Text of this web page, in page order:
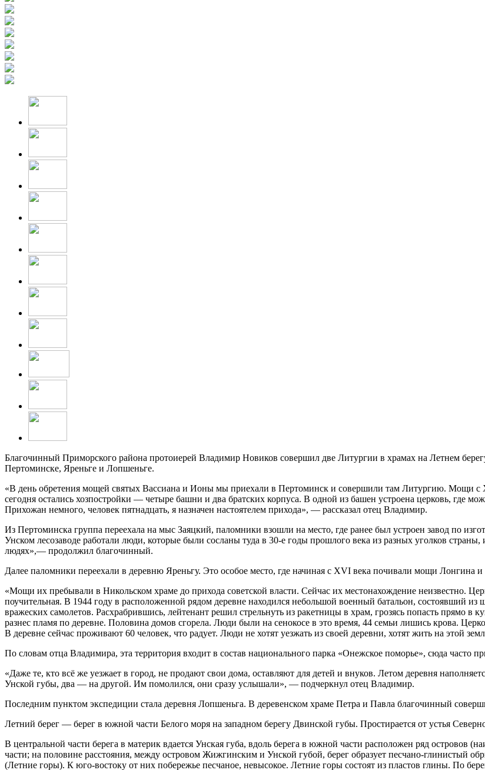
Благочинный Приморского района протоиерей Владимир Новиков совершил две Литургии в храмах на Летнем
Пертоминске, Яреньге и Лопшеньге.
«В день обретения мощей святых Вассиана и Ионы мы приехали в Пертоминск и совершили там Литургию. Мощи с
сегодня остались хозпостройки — четыре башни и два братских корпуса. В одной из башен устроена церковь, где
Прихожан немного, человек пятнадцать, я назначен настоятелем прихода», — рассказал отец Владимир.
Из Пертоминска группа переехала на мыс Заяцкий, паломники взошли на место, где ранее был устроен завод по
Унском лесозаводе работали люди, которые были сосланы туда в 30-е годы прошлого века из разных уголков
людях»,— продолжил благочинный.
Далее паломники переехали в деревню Яреньгу. Это особое место, где начиная с XVI века почивали мощи Лонгина
«Мощи их пребывали в Никольском храме до прихода советской власти. Сейчас их местонахождение неизвестно.
поучительная. В 1944 году в расположенной рядом деревне находился небольшой военный батальон, состоявший
вражеских самолетов. Расхрабрившись, лейтенант решил стрельнуть из ракетницы в храм, грозясь попасть прямо в
разнес пламя по деревне. Половина домов сгорела. Люди были на сенокосе в это время, 44 семьи лишись крова.
В деревне сейчас проживают 60 человек, что радует. Люди не хотят уезжать из своей деревни, хотят жить на этой
По словам отца Владимира, эта территория входит в состав национального парка «Онежское поморье», сюда часто
«Даже те, кто всё же уезжает в город, не продают свои дома, оставляют для детей и внуков. Летом деревня
Унской губы, два — на другой. Им помолился, они сразу услышали», — подчеркнул отец Владимир.
Последним пунктом экспедиции стала деревня Лопшеньга. В деревенском храме Петра и Павла благочинный
Летний берег — берег в южной части Белого моря на западном берегу Двинской губы. Простирается от устья
В центральной части берега в материк вдается Унская губа, вдоль берега в южной части расположен ряд островов
части; на половине расстояния, между островом Жижгинским и Унской губой, берег образует песчано-глинистый
(Летние горы). К юго-востоку от них побережье песчаное, невысокое. Летние горы состоят из пластов глины. По